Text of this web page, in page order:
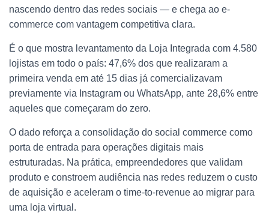
nascendo dentro das redes sociais — e chega ao e-
commerce com vantagem competitiva clara.
É o que mostra levantamento da Loja Integrada com 4.580
lojistas em todo o país: 47,6% dos que realizaram a
primeira venda em até 15 dias já comercializavam
previamente via Instagram ou WhatsApp, ante 28,6% entre
aqueles que começaram do zero.
O dado reforça a consolidação do social commerce como
porta de entrada para operações digitais mais
estruturadas. Na prática, empreendedores que validam
produto e constroem audiência nas redes reduzem o custo
de aquisição e aceleram o time-to-revenue ao migrar para
uma loja virtual.